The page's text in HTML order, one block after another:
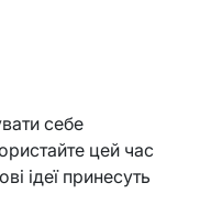
себе
цей час
ідеї принесуть